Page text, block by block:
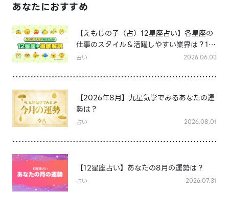
あなたにおすすめ
【えもじの子（占）12星座占い】各星座の
仕事のスタイル＆活躍しやすい業界は？12
星座★徹底解説
占い 2026.06.03
【2026年8月】九星気学でみるあなたの運
勢は？
占い 2026.08.01
【12星座占い】あなたの8月の運勢は？
占い 2026.07.31